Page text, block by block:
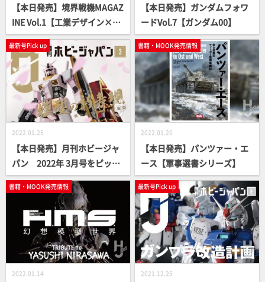
【本日発売】境界戦機MAGAZ
INE Vol.1【工業デザイン×最
新ロボット＝???】
【本日発売】ガンダムフォワ
ードVol.7【ガンダム00】
最新号Pick up
2022.01.25
【本日発売】月刊ホビージャ
パン 2022年 3月号をピック
アップ！
書籍・MOOK発売情報
2022.01.20
【本日発売】パンツァー・エ
ース【軍事選書シリーズ】
書籍・MOOK発売情報
2022.01.14
最新号Pick up
2021.12.25